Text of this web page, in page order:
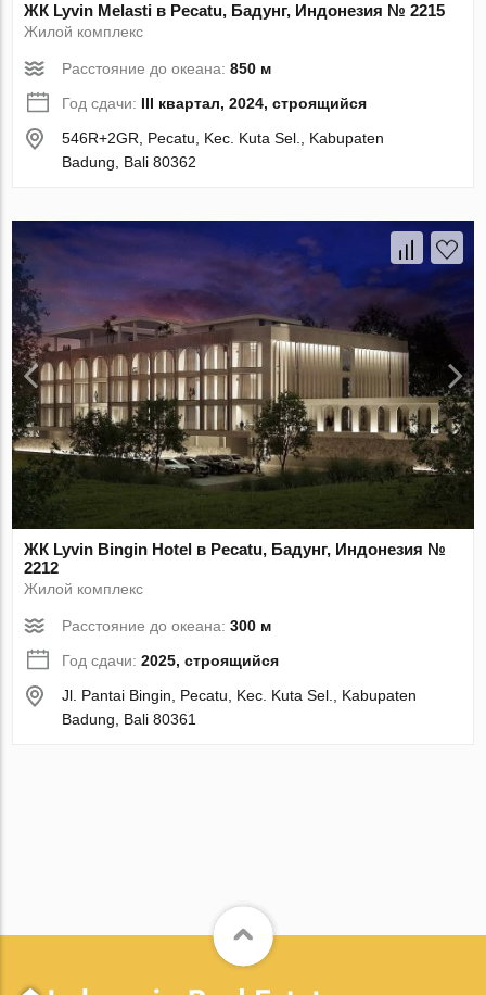
ЖК Lyvin Melasti в Pecatu, Бадунг, Индонезия № 2215
Жилой комплекс
Расстояние до океана:850 м
Год сдачи: III квартал, 2024, строящийся
546R+2GR, Pecatu, Kec. Kuta Sel., Kabupaten
Badung, Bali 80362
ЖК Lyvin Bingin Hotel в Pecatu, Бадунг, Индонезия №
2212
Жилой комплекс
Расстояние до океана:300 м
Год сдачи:2025, строящийся
Jl. Pantai Bingin, Pecatu, Kec. Kuta Sel., Kabupaten
Badung, Bali 80361